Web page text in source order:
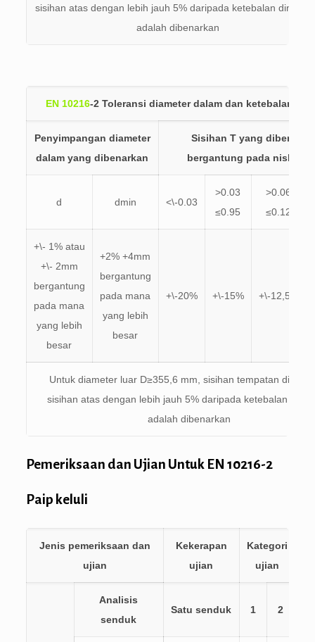
sisihan atas dengan lebih jauh 5% daripada ketebalan dinding
adalah dibenarkan
EN 10216-2 Toleransi diameter dalam dan ketebalan
Penyimpangan diameter
dalam yang dibenarkan
Sisihan T yang
bergantung pada nisbah
d dmin <\-0.03
>0.03
≤0.95
>0.06
≤0.12
+\- 1% atau
+\- 2mm
bergantung
pada mana
yang lebih
besar
+2% +4mm
bergantung
pada mana
yang lebih
besar
+\-20% +\-15% +\-12,5%
Untuk diameter luar D≥355,6 mm, sisihan tempatan di luar
sisihan atas dengan lebih jauh 5% daripada ketebalan
adalah dibenarkan
Pemeriksaan dan Ujian Untuk EN 10216-2
Paip keluli
Jenis pemeriksaan dan
ujian
Kekerapan
ujian
Kategori
ujian
Analisis
senduk
Satu senduk 1 2